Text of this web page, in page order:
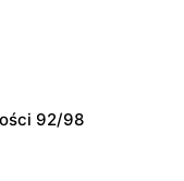
92/98